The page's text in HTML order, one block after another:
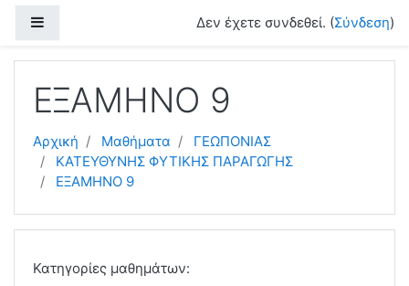
Δεν έχετε συνδεθεί. (Σύνδεση)
ΕΞΑΜΗΝΟ 9
Αρχική Μαθήματα
ΓΕΩΠΟΝΙΑΣ
ΚΑΤΕΥΘΥΝΗΣ ΦΥΤΙΚΗΣ ΠΑΡΑΓΩΓΗΣ
ΕΞΑΜΗΝΟ 9
Κατηγορίες μαθημάτων: